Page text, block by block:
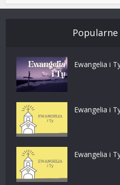
Ewangelia i
Ewangelia i
Ewangelia i